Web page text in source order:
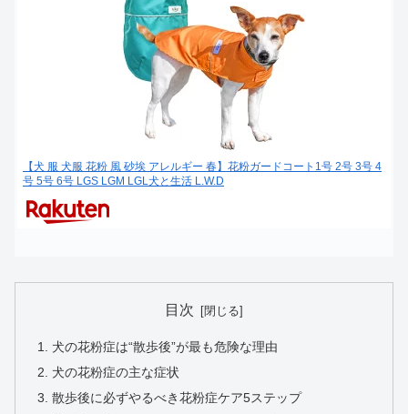
【犬 服 犬服 花粉 風 砂埃 アレルギー 春】花粉ガードコート1号 2号 3号 4
号 5号 6号 LGS LGM LGL犬と生活 L.W.D
目次
犬の花粉症は“散歩後”が最も危険な理由
犬の花粉症の主な症状
散歩後に必ずやるべき花粉症ケア5ステップ